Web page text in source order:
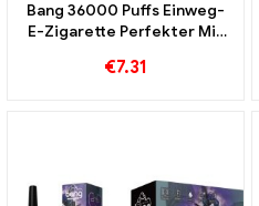
Bang 36000 Puffs Einweg-
E-Zigarette Perfekter Mix
Raspberry mit Mesh Coil für
€7.31